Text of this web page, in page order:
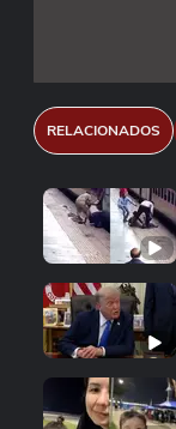
RELACIONADOS